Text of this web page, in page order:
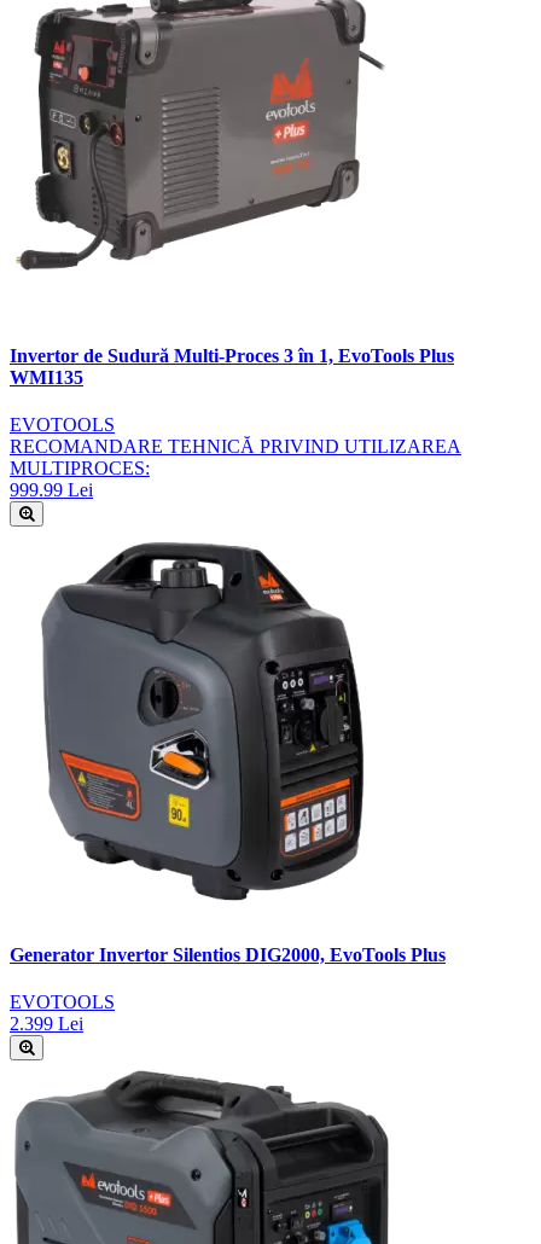
Invertor de Sudură Multi-Proces 3 în 1, EvoTools Plus
WMI135
EVOTOOLS
RECOMANDARE TEHNICĂ PRIVIND UTILIZAREA
MULTIPROCES:
999.99 Lei
Generator Invertor Silentios DIG2000, EvoTools Plus
EVOTOOLS
2.399 Lei